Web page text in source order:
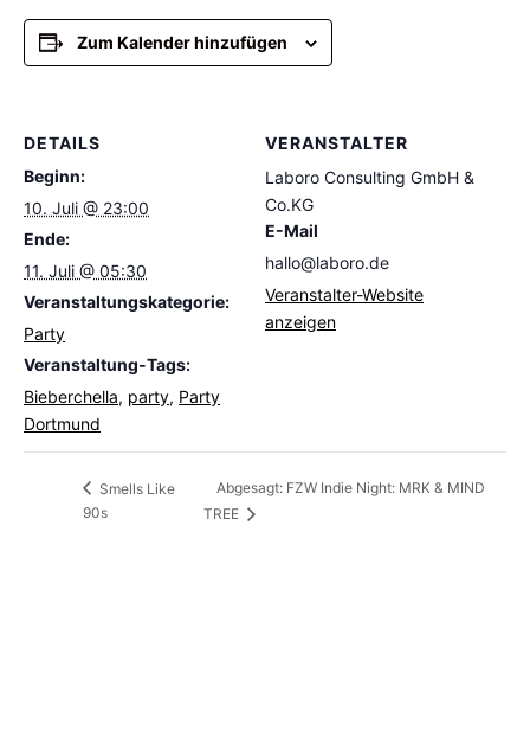
Zum Kalender hinzufügen
DETAILS
Beginn:
10. Juli @ 23:00
Ende:
11. Juli @ 05:30
Veranstaltungskategorie:
Party
Veranstaltung-Tags:
Bieberchella, party, Party
Dortmund
VERANSTALTER
Laboro Consulting GmbH &
Co.KG
E-Mail
hallo@laboro.de
Veranstalter-Website
anzeigen
Smells Like
90s
Abgesagt: FZW Indie Night: MRK & MIND
TREE